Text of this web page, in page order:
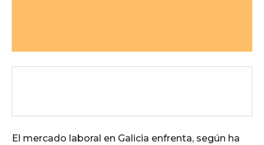
El mercado laboral en Galicia enfrenta, según ha